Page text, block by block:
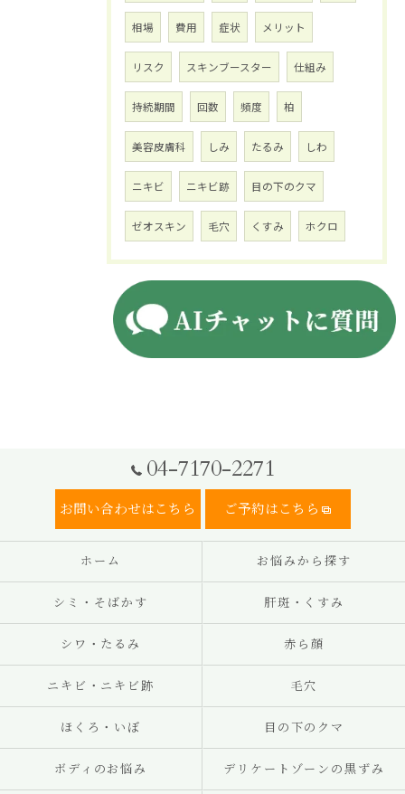
相場 費用 症状 メリット
リスク スキンブースター 仕組み
持続期間 回数 頻度 柏
美容皮膚科 しみ たるみ しわ
ニキビ ニキビ跡 目の下のクマ
ゼオスキン 毛穴 くすみ ホクロ
04-7170-2271
お問い合わせはこちら ご予約はこちら
ホーム お悩みから探す
シミ・そばかす 肝斑・くすみ
シワ・たるみ 赤ら顔
ニキビ・ニキビ跡 毛穴
ほくろ・いぼ 目の下のクマ
ボディのお悩み デリケートゾーンの黒ずみ